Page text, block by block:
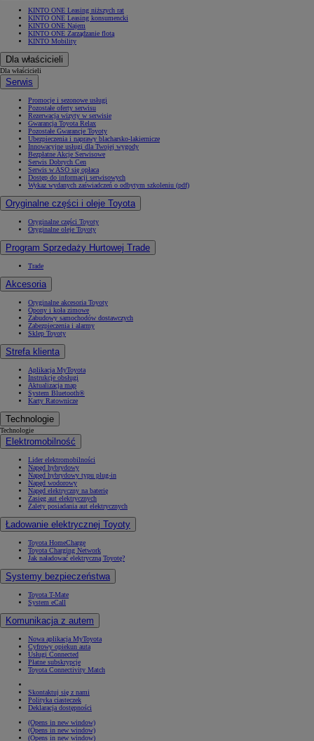
KINTO ONE Leasing niższych rat
KINTO ONE Leasing konsumencki
KINTO ONE Najem
KINTO ONE Zarządzanie flotą
KINTO Mobility
Dla właścicieli
Dla właścicieli
Serwis
Promocje i sezonowe usługi
Pozostałe oferty serwisu
Rezerwacja wizyty w serwisie
Gwarancja Toyota Relax
Pozostałe Gwarancje Toyoty
Ubezpieczenia i naprawy blacharsko-lakiernicze
Innowacyjne usługi dla Twojej wygody
Bezpłatne Akcje Serwisowe
Serwis Dobrych Cen
Serwis w ASO się opłaca
Dostęp do informacji serwisowych
Wykaz wydanych zaświadczeń o odbytym szkoleniu (pdf)
Oryginalne części i oleje Toyota
Oryginalne części Toyoty
Oryginalne oleje Toyoty
Program Sprzedaży Hurtowej Trade
Trade
Akcesoria
Oryginalne akcesoria Toyoty
Opony i koła zimowe
Zabudowy samochodów dostawczych
Zabezpieczenia i alarmy
Sklep Toyoty
Strefa klienta
Aplikacja MyToyota
Instrukcje obsługi
Aktualizacja map
System Bluetooth®
Karty Ratownicze
Technologie
Technologie
Elektromobilność
Lider elektromobilności
Napęd hybrydowy
Napęd hybrydowy typu plug-in
Napęd wodorowy
Napęd elektryczny na baterię
Zasięg aut elektrycznych
Zalety posiadania aut elektrycznych
Ładowanie elektrycznej Toyoty
Toyota HomeCharge
Toyota Charging Network
Jak naładować elektryczną Toyotę?
Systemy bezpieczeństwa
Toyota T-Mate
System eCall
Komunikacja z autem
Nowa aplikacja MyToyota
Cyfrowy opiekun auta
Usługi Connected
Płatne subskrypcje
Toyota Connectivity Match
Skontaktuj się z nami
Polityka ciasteczek
Deklaracja dostępności
(Opens in new window)
(Opens in new window)
(Opens in new window)